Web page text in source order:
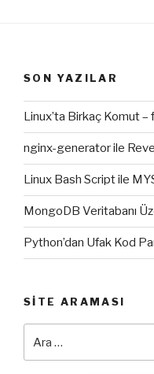
SON YAZILAR
Linux’ta Birkaç Komut –
nginx-generator ile
Linux Bash Script ile
MongoDB Veritabanı
Python’dan Ufak Kod
SITE ARAMASI